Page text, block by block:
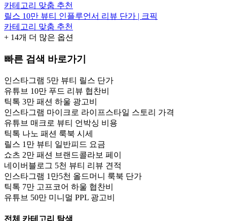
카테고리 맞춤 추천
릴스 10만 뷰티 인플루언서 리뷰 단가 | 크픽
카테고리 맞춤 추천
+ 14개 더 많은 옵션
빠른 검색 바로가기
인스타그램 5만 뷰티 릴스 단가
유튜브 10만 푸드 리뷰 협찬비
틱톡 3만 패션 하울 광고비
인스타그램 마이크로 라이프스타일 스토리 가격
유튜브 매크로 뷰티 언박싱 비용
틱톡 나노 패션 룩북 시세
릴스 1만 뷰티 일반피드 요금
쇼츠 2만 패션 브랜드콜라보 페이
네이버블로그 5천 뷰티 리뷰 견적
인스타그램 1만5천 올드머니 룩북 단가
틱톡 7만 고프코어 하울 협찬비
유튜브 50만 미니멀 PPL 광고비
전체 카테고리 탐색